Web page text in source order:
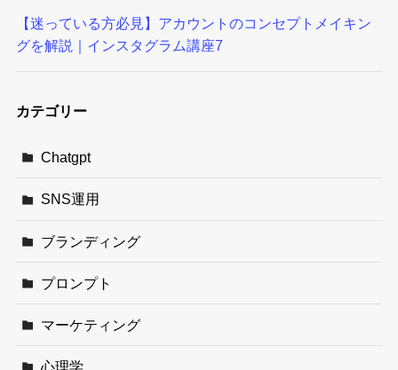
【迷っている方必見】アカウントのコンセプトメイキン
グを解説｜インスタグラム講座7
カテゴリー
Chatgpt
SNS運用
ブランディング
プロンプト
マーケティング
心理学